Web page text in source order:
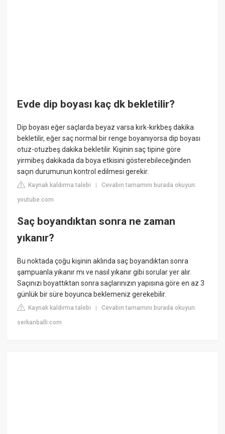
Evde dip boyası kaç dk bekletilir?
Dip boyası eğer saçlarda beyaz varsa kırk-kırkbeş dakika
bekletilir, eğer saç normal bir renge boyanıyorsa dip boyası
otuz-otuzbeş dakika bekletilir. Kişinin saç tipine göre
yirmibeş dakikada da boya etkisini gösterebileceğinden
saçın durumunun kontrol edilmesi gerekir.
Kaynak kaldırma talebi |Cevabın tamamını burada okuyun:
youtube.com
Saç boyandıktan sonra ne zaman
yıkanır?
Bu noktada çoğu kişinin aklında saç boyandıktan sonra
şampuanla yıkanır mı ve nasıl yıkanır gibi sorular yer alır.
Saçınızı boyattıktan sonra saçlarınızın yapısına göre en az 3
günlük bir süre boyunca beklemeniz gerekebilir.
Kaynak kaldırma talebi |Cevabın tamamını burada okuyun:
serkanballi.com